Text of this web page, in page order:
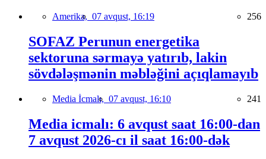
Amerika, 07 avqust, 16:19 256
SOFAZ Perunun energetika
sektoruna sərmayə yatırıb, lakin
sövdələşmənin məbləğini açıqlamayıb
Media İcmalı, 07 avqust, 16:10 241
Media icmalı: 6 avqust saat 16:00-dan
7 avqust 2026-cı il saat 16:00-dək